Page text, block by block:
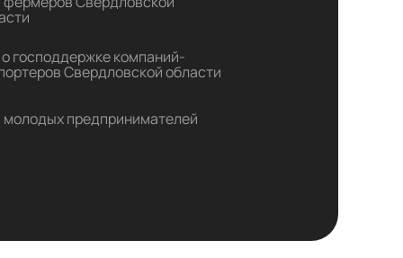
господдержке компаний-
Свердловской области
предпринимателей